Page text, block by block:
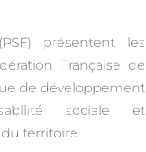
présentent les
Française de
de développement
sociale et
territoire.